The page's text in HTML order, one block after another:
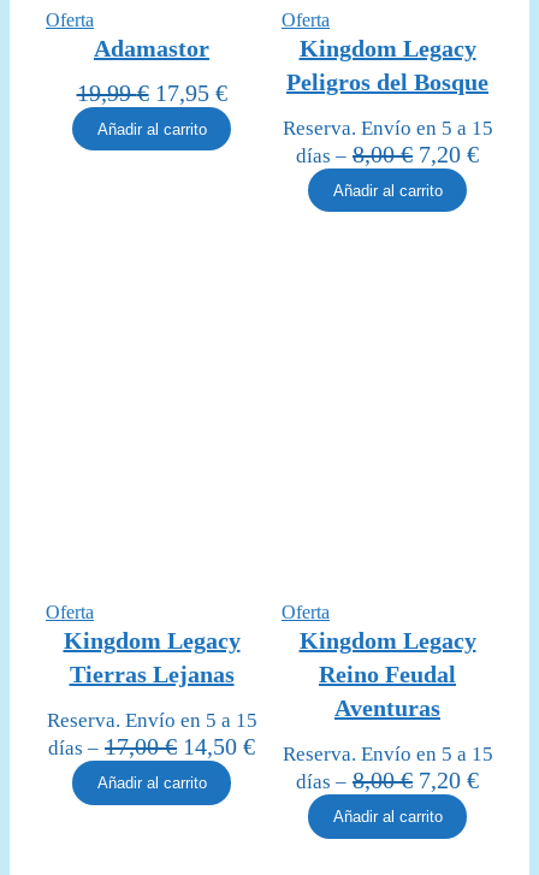
Oferta
en
oferta
Adamastor
19,99€ El
precio
original
17,95 €El
precio
actual
Añadir al carrito
Oferta
oferta
Kingdom Legacy
Peligros del Bosque
Reserva. Envío en 5 a 15
días – 8,00€ El
precio
original
7,20 €El
Añadir al carrito
Oferta
en
oferta
Kingdom Legacy
Tierras Lejanas
Reserva. Envío en 5 a 15
días – 17,00€ El
precio
original
14,50 €El
precio
actual
Añadir al carrito
Oferta
en
oferta
Kingdom Legacy
Reino Feudal
Aventuras
Reserva. Envío en 5 a 15
días – 8,00€ El
precio
original
7,20 €El
Añadir al carrito